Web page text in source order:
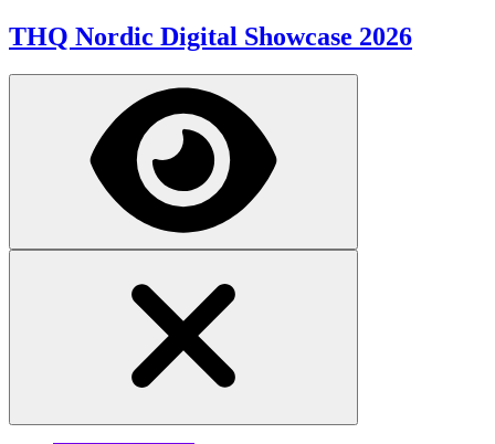
THQ Nordic Digital Showcase 2026